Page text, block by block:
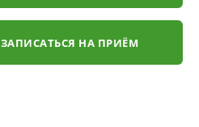
ЗАПИСАТЬСЯ НА ПРИЁМ